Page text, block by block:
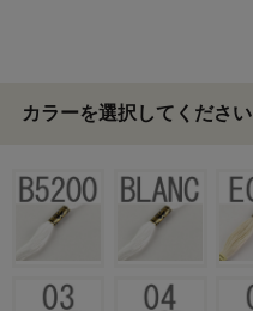
カラーを選択してください